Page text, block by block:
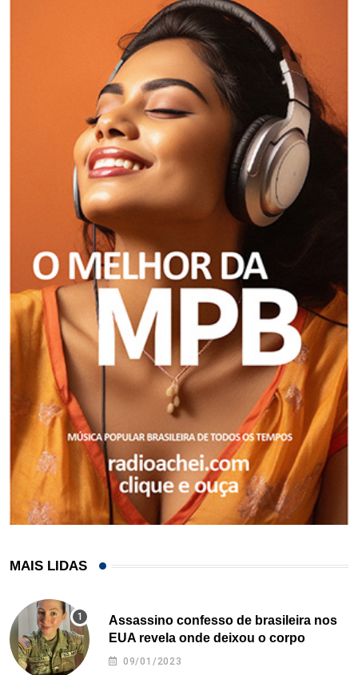
MAIS LIDAS
Assassino confesso de brasileira nos
EUA revela onde deixou o corpo
09/01/2023